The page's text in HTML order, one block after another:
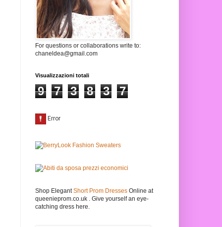
For questions or collaborations write to:
chaneldea@gmail.com
Visualizzazioni totali
9 7 3 8 3 7
Shop ElegantShort Prom Dresses Online at
queenieprom.co.uk . Give yourself an eye-
catching dress here.